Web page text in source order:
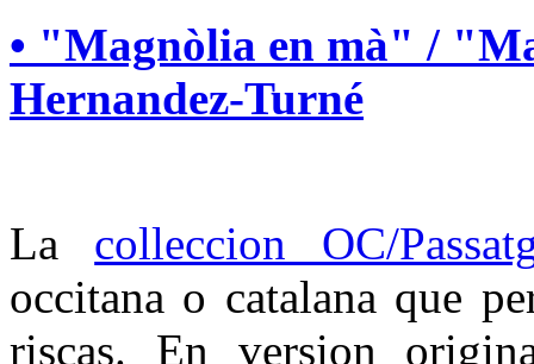
• "Magnòlia en mà" /
Hernandez-Turné
La colleccion OC/
occitana o catalana que
riscas. En version